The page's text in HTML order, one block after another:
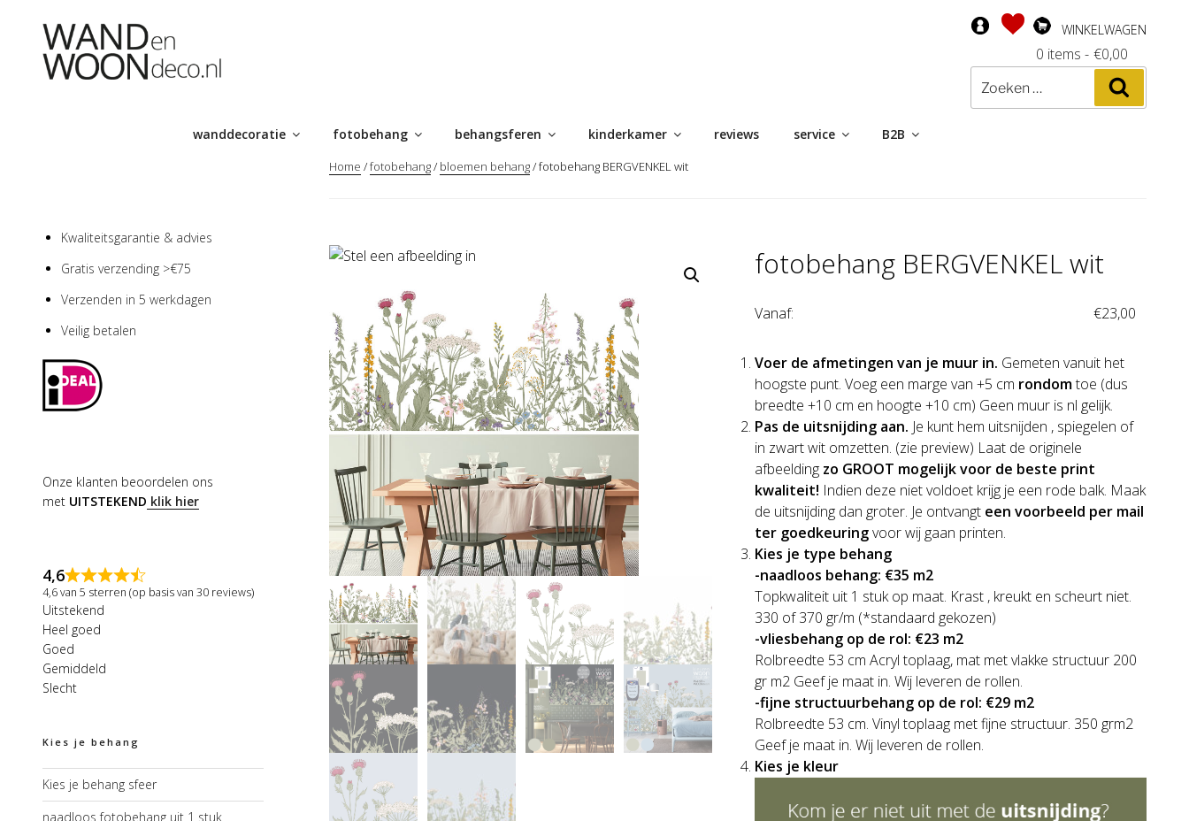
WINKELWAGEN
- €0,00
0 items
Zoeken
naar:
wanddecoratie fotobehang behangsferen kinderkamer reviews service B2B
Home /fotobehang/ bloemen behang/ fotobehang BERGVENKEL wit
fotobehang BERGVENKEL wit
Vanaf: €23,00
Voer de afmetingen van je muur in. Gemeten vanuit het
hoogste punt. Voeg een marge van +5 cm rondomtoe (dus
breedte +10 cm en hoogte +10 cm) Geen muur is nl gelijk.
Pas de uitsnijding aan. Je kunt hem uitsnijden , spiegelen of
in zwart wit omzetten. (zie preview) Laat de originele
afbeeldingzo GROOT mogelijk voor de beste print
kwaliteit! Indien deze niet voldoet krijg je een rode balk. Maak
de uitsnijding dan groter. Je ontvangt een voorbeeld per mail
ter goedkeuringvoor wij gaan printen.
Kies je type behang
-naadloos behang: €35 m2
Topkwaliteit uit 1 stuk op maat. Krast , kreukt en scheurt niet.
330 of 370 gr/m (*standaard gekozen)
-vliesbehang op de rol: €23 m2
Rolbreedte 53 cm Acryl toplaag, mat met vlakke structuur 200
gr m2 Geef je maat in. Wij leveren de rollen.
-fijne structuurbehang op de rol: €29 m2
Rolbreedte 53 cm. Vinyl toplaag met fijne structuur. 350 grm2
Geef je maat in. Wij leveren de rollen.
Kies je kleur
Kwaliteitsgarantie & advies
Gratis verzending >€75
Verzenden in 5 werkdagen
Veilig betalen
Onze klanten beoordelen ons
met UITSTEKEND klik hier
4,6
4,6 van 5 sterren (op basis van 30 reviews)
Uitstekend
Heel goed
Goed
Gemiddeld
Slecht
Kies je behang
Kies je behang sfeer
naadloos fotobehang uit 1 stuk